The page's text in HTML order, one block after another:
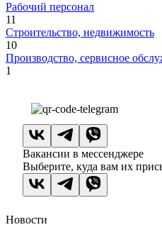
Рабочий персонал
11
Строительство, недвижимость
10
Производство, сервисное
1
Вакансии в мессенджере
Выберите, куда вам их
Новости